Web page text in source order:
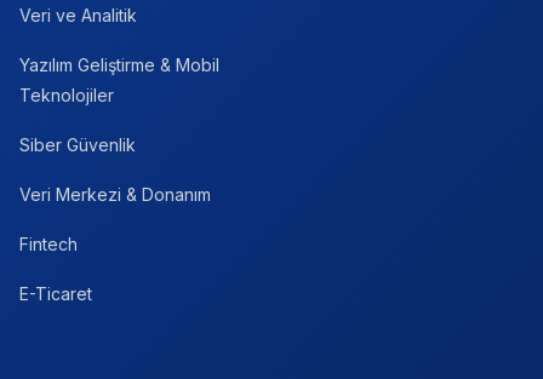
Veri ve Analitik
Yazılım Geliştirme & Mobil
Teknolojiler
Siber Güvenlik
Veri Merkezi & Donanım
Fintech
E-Ticaret